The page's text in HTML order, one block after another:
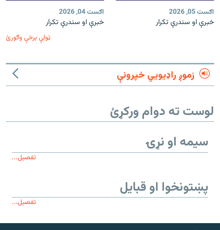
اګست 05, 2026
خبرې او سندرې تکرار
اګست 04, 2026
خبرې او سندرې تکرار
ټولې برخې وګورئ
زموږ راډیويي خپرونې
لوست ته دوام ورکړئ
سیمه او نړۍ
تفصیل...
پښتونخوا او قبایل
تفصیل...